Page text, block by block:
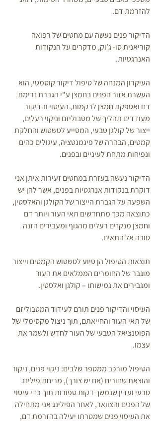
להזרמת דם.
הדיקור פנים נעשה עם מחטים של רפואה
קוריאנית סו- ג'וק, מדקרים על הנקודות
האנרגטיות.
העיקרון המנחה של טיפול דיקור קוסמטי, הוא
העשרת אזור הפנים בחמצן ע"י הגברת זרימת
דם ואספקת חמצן לרקמות, העיסוי והדיקור
מעודדים תהליך של מטבוליזם וניקוי רעלים,
ייצור של קולגן טבעי, המסייע לטשטוש והחלקת
קמטים, הבהרה של פיגמנטציה, עיגולים כהים
ונפיחות מתחת לעיניים ובפנים.
הדיקור נעשה בעזרת במחטים זעירות איתן אני
דוקרת בנקודות אנרגטיות בפנים, אשר להן יש
השפעה על הגברת הייצור של הקולגן והאלסטין,
כתוצאה מכך מתחדשים תאי העור ויותר דם
וחמצן מנקזים רעלים מהגוף ומעבירים הזנה
טובה אל התאים.
תוצאות הטיפול הן סיוע לטשטוש הקמטים וייצור
מוגבר של החומרים הממלאים את העור
ומגבירים את גמישותו – קולגן ואלסטין.
העיסוי והדיקור פנים תורם לעידוד המטבוליזם
של תאי העור והחייאתם, תוך ניצול מקסימלי של
הפוטנציאל הטבעי של העור לחדש ולשמר את
עצמו.
הטיפול מורכב ממספר שלבים: ניקוי פנים, ניקוז
והוצאת שחורים (אם יש צורך), מריחת פילינג
טבעי ועדין שנמשך דקות ספורות תוך כדי עיסוי
של הפנים והצוואר, לאחר הפילינג אני מתחילה
את העיסוי פנים שמטרתו יעילה בהזרמת דם,